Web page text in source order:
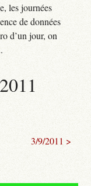
les journées
de données
d’un jour, on
3/9/2011 >